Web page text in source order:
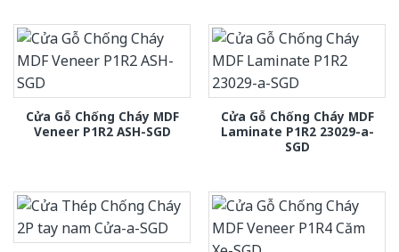
Cửa Gỗ Chống Cháy MDF
Veneer P1R2 ASH-SGD
Cửa Gỗ Chống Cháy MDF
Laminate P1R2 23029-a-
SGD